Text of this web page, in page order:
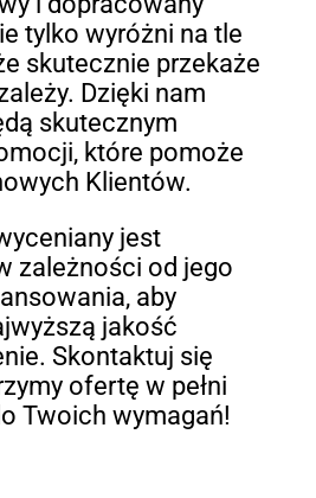
tylko wyróżni na tle
skutecznie przekaże
Dzięki nam
skutecznym
które pomoże
Klientów.
jest
zależności od jego
aby
jakość
Skontaktuj się
ofertę w pełni
Twoich wymagań!